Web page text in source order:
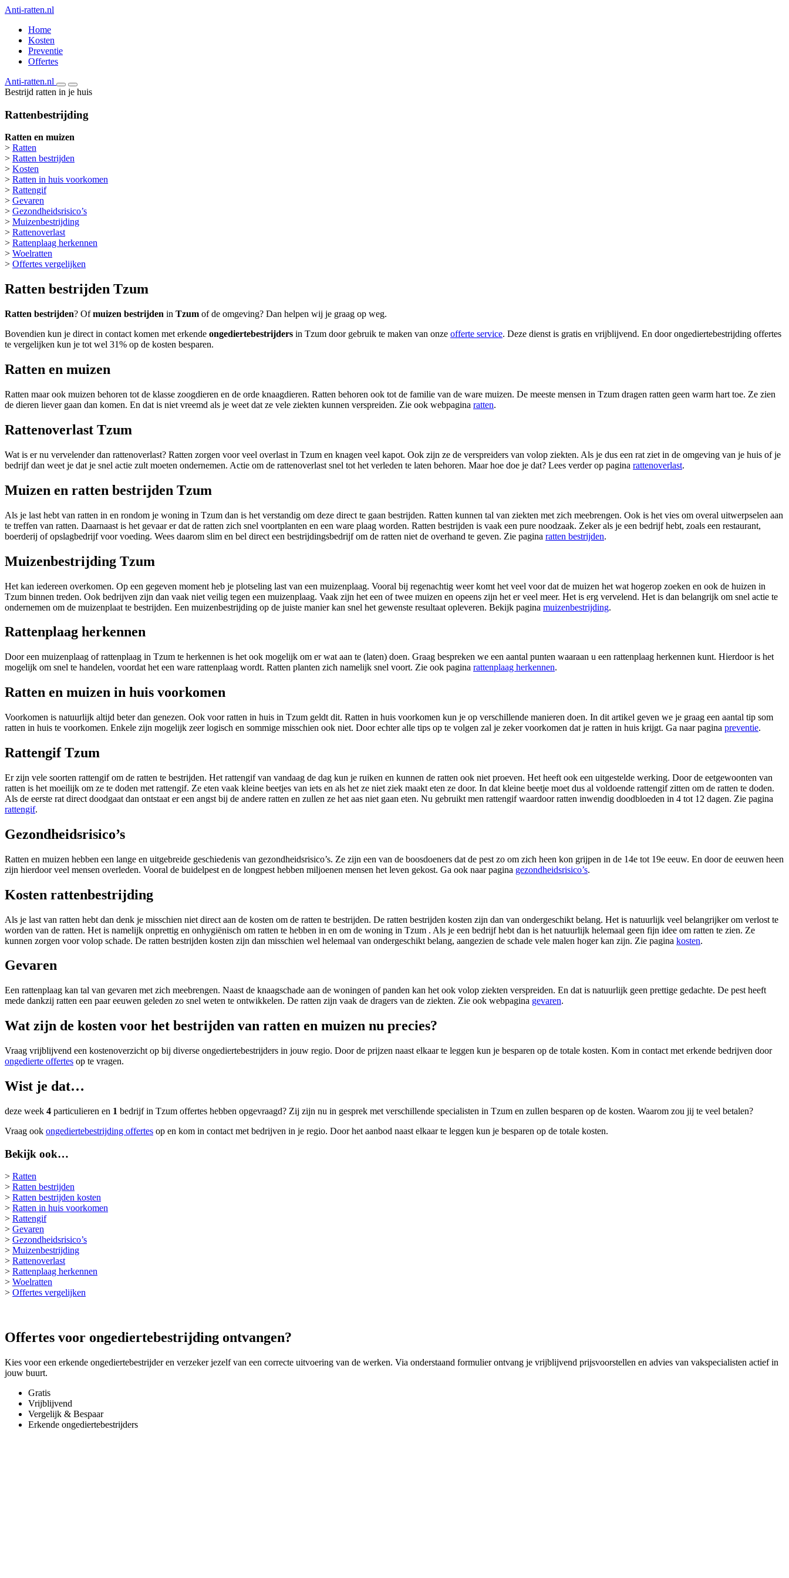
Anti-ratten.nl
Home
Kosten
Preventie
Offertes
Anti-ratten.nl
Bestrijd ratten in je huis
Rattenbestrijding
Ratten en muizen
> Ratten
> Ratten bestrijden
> Kosten
> Ratten in huis voorkomen
> Rattengif
> Gevaren
> Gezondheidsrisico’s
> Muizenbestrijding
> Rattenoverlast
> Rattenplaag herkennen
> Woelratten
> Offertes vergelijken
Ratten bestrijden Tzum
Ratten bestrijden? Ofmuizen bestrijden in Tzum of de omgeving? Dan helpen wij je graag op weg.
Bovendien kun je direct in contact komen met erkende ongediertebestrijders in Tzum door gebruik te maken van onze offerte service. Deze dienst is gratis en vrijblijvend. En door ongediertebestrijding offertes
te vergelijken kun je tot wel 31% op de kosten besparen.
Ratten en muizen
Ratten maar ook muizen behoren tot de klasse zoogdieren en de orde knaagdieren. Ratten behoren ook tot de familie van de ware muizen. De meeste mensen in Tzum dragen ratten geen warm hart toe. Ze zien
de dieren liever gaan dan komen. En dat is niet vreemd als je weet dat ze vele ziekten kunnen verspreiden. Zie ook webpagina ratten.
Rattenoverlast Tzum
Wat is er nu vervelender dan rattenoverlast? Ratten zorgen voor veel overlast in Tzum en knagen veel kapot. Ook zijn ze de verspreiders van volop ziekten. Als je dus een rat ziet in de omgeving van je huis of je
bedrijf dan weet je dat je snel actie zult moeten ondernemen. Actie om de rattenoverlast snel tot het verleden te laten behoren. Maar hoe doe je dat? Lees verder op pagina rattenoverlast.
Muizen en ratten bestrijden Tzum
Als je last hebt van ratten in en rondom je woning in Tzum dan is het verstandig om deze direct te gaan bestrijden. Ratten kunnen tal van ziekten met zich meebrengen. Ook is het vies om overal uitwerpselen aan
te treffen van ratten. Daarnaast is het gevaar er dat de ratten zich snel voortplanten en een ware plaag worden. Ratten bestrijden is vaak een pure noodzaak. Zeker als je een bedrijf hebt, zoals een restaurant,
boerderij of opslagbedrijf voor voeding. Wees daarom slim en bel direct een bestrijdingsbedrijf om de ratten niet de overhand te geven. Zie pagina ratten bestrijden.
Muizenbestrijding Tzum
Het kan iedereen overkomen. Op een gegeven moment heb je plotseling last van een muizenplaag. Vooral bij regenachtig weer komt het veel voor dat de muizen het wat hogerop zoeken en ook de huizen in
Tzum binnen treden. Ook bedrijven zijn dan vaak niet veilig tegen een muizenplaag. Vaak zijn het een of twee muizen en opeens zijn het er veel meer. Het is erg vervelend. Het is dan belangrijk om snel actie te
ondernemen om de muizenplaat te bestrijden. Een muizenbestrijding op de juiste manier kan snel het gewenste resultaat opleveren. Bekijk pagina muizenbestrijding.
Rattenplaag herkennen
Door een muizenplaag of rattenplaag in Tzum te herkennen is het ook mogelijk om er wat aan te (laten) doen. Graag bespreken we een aantal punten waaraan u een rattenplaag herkennen kunt. Hierdoor is het
mogelijk om snel te handelen, voordat het een ware rattenplaag wordt. Ratten planten zich namelijk snel voort. Zie ook pagina rattenplaag herkennen.
Ratten en muizen in huis voorkomen
Voorkomen is natuurlijk altijd beter dan genezen. Ook voor ratten in huis in Tzum geldt dit. Ratten in huis voorkomen kun je op verschillende manieren doen. In dit artikel geven we je graag een aantal tip som
ratten in huis te voorkomen. Enkele zijn mogelijk zeer logisch en sommige misschien ook niet. Door echter alle tips op te volgen zal je zeker voorkomen dat je ratten in huis krijgt. Ga naar pagina preventie.
Rattengif Tzum
Er zijn vele soorten rattengif om de ratten te bestrijden. Het rattengif van vandaag de dag kun je ruiken en kunnen de ratten ook niet proeven. Het heeft ook een uitgestelde werking. Door de eetgewoonten van
ratten is het moeilijk om ze te doden met rattengif. Ze eten vaak kleine beetjes van iets en als het ze niet ziek maakt eten ze door. In dat kleine beetje moet dus al voldoende rattengif zitten om de ratten te doden.
Als de eerste rat direct doodgaat dan ontstaat er een angst bij de andere ratten en zullen ze het aas niet gaan eten. Nu gebruikt men rattengif waardoor ratten inwendig doodbloeden in 4 tot 12 dagen. Zie pagina
rattengif.
Gezondheidsrisico’s
Ratten en muizen hebben een lange en uitgebreide geschiedenis van gezondheidsrisico’s. Ze zijn een van de boosdoeners dat de pest zo om zich heen kon grijpen in de 14e tot 19e eeuw. En door de eeuwen heen
zijn hierdoor veel mensen overleden. Vooral de buidelpest en de longpest hebben miljoenen mensen het leven gekost. Ga ook naar pagina gezondheidsrisico’s.
Kosten rattenbestrijding
Als je last van ratten hebt dan denk je misschien niet direct aan de kosten om de ratten te bestrijden. De ratten bestrijden kosten zijn dan van ondergeschikt belang. Het is natuurlijk veel belangrijker om verlost te
worden van de ratten. Het is namelijk onprettig en onhygiënisch om ratten te hebben in en om de woning in Tzum . Als je een bedrijf hebt dan is het natuurlijk helemaal geen fijn idee om ratten te zien. Ze
kunnen zorgen voor volop schade. De ratten bestrijden kosten zijn dan misschien wel helemaal van ondergeschikt belang, aangezien de schade vele malen hoger kan zijn. Zie pagina kosten.
Gevaren
Een rattenplaag kan tal van gevaren met zich meebrengen. Naast de knaagschade aan de woningen of panden kan het ook volop ziekten verspreiden. En dat is natuurlijk geen prettige gedachte. De pest heeft
mede dankzij ratten een paar eeuwen geleden zo snel weten te ontwikkelen. De ratten zijn vaak de dragers van de ziekten. Zie ook webpagina gevaren.
Wat zijn de kosten voor het bestrijden van ratten en muizen nu precies?
Vraag vrijblijvend een kostenoverzicht op bij diverse ongediertebestrijders in jouw regio. Door de prijzen naast elkaar te leggen kun je besparen op de totale kosten. Kom in contact met erkende bedrijven door
ongedierte offertes op te vragen.
Wist je dat…
deze week 4 particulieren en 1 bedrijf in Tzum offertes hebben opgevraagd? Zij zijn nu in gesprek met verschillende specialisten in Tzum en zullen besparen op de kosten. Waarom zou jij te veel betalen?
Vraag ook ongediertebestrijding offertes op en kom in contact met bedrijven in je regio. Door het aanbod naast elkaar te leggen kun je besparen op de totale kosten.
Bekijk ook…
> Ratten
> Ratten bestrijden
> Ratten bestrijden kosten
> Ratten in huis voorkomen
> Rattengif
> Gevaren
> Gezondheidsrisico’s
> Muizenbestrijding
> Rattenoverlast
> Rattenplaag herkennen
> Woelratten
> Offertes vergelijken
Offertes voor ongediertebestrijding ontvangen?
Kies voor een erkende ongediertebestrijder en verzeker jezelf van een correcte uitvoering van de werken. Via onderstaand formulier ontvang je vrijblijvend prijsvoorstellen en advies van vakspecialisten actief in
jouw buurt.
Gratis
Vrijblijvend
Vergelijk & Bespaar
Erkende ongediertebestrijders